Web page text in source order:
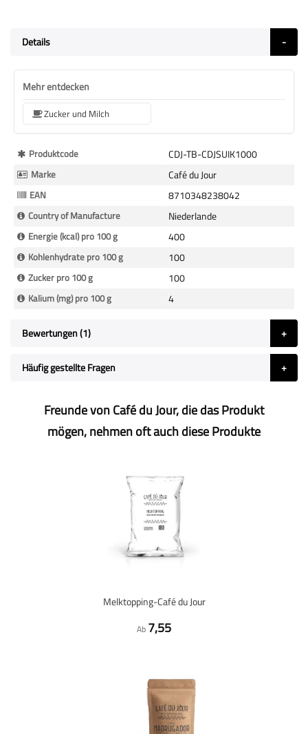
Details
Mehr entdecken
Zucker und Milch
Mehr
Informationen
Produktcode CDJ-TB-CDJSUIK1000
Marke Café du Jour
EAN 8710348238042
Country of Manufacture Niederlande
Energie (kcal) pro 100 g 400
Kohlenhydrate pro 100 g 100
Zucker pro 100 g 100
Kalium (mg) pro 100 g 4
Bewertungen 1
Häufig gestellte Fragen
Freunde von Café du Jour, die das Produkt
mögen, nehmen oft auch diese Produkte
Melktopping-Café du Jour
Ab 7,55